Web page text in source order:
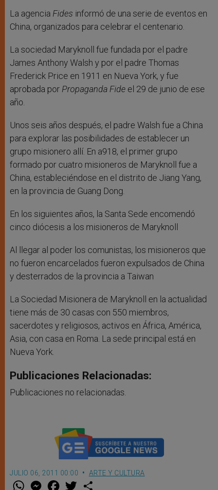
La agencia Fides informó de una serie de eventos en
China, organizados para celebrar el centenario.
La sociedad Maryknoll fue fundada por el padre
James Anthony Walsh y por el padre Thomas
Frederick Price en 1911 en Nueva York, y fue
aprobada porPropaganda Fide el 29 de junio de ese
año.
Unos seis años después, el padre Walsh fue a China
para explorar las posibilidades de establecer un
grupo misionero allí. En a918, el primer grupo
formado por cuatro misioneros de Maryknoll fue a
China, estableciéndose en el distrito de Jiang Yang,
en la provincia de Guang Dong.
En los siguientes años, la Santa Sede encomendó
cinco diócesis a los misioneros de Maryknoll
Al llegar al poder los comunistas, los misioneros que
no fueron encarcelados fueron expulsados de China
y desterrados de la provincia a Taiwan
La Sociedad Misionera de Maryknoll en la actualidad
tiene más de 30 casas con 550 miembros,
sacerdotes y religiosos, activos en África, América,
Asia, con casa en Roma. La sede principal está en
Nueva York.
Publicaciones Relacionadas:
Publicaciones no relacionadas.
JULIO 06, 2011 00:00 ARTE Y CULTURA
W M F